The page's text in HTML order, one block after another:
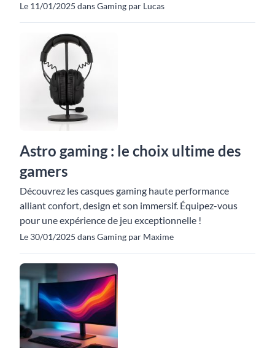
Le 11/01/2025 dans Gaming par Lucas
Astro gaming : le choix ultime des
gamers
Découvrez les casques gaming haute performance
alliant confort, design et son immersif. Équipez-vous
pour une expérience de jeu exceptionnelle !
Le 30/01/2025 dans Gaming par Maxime